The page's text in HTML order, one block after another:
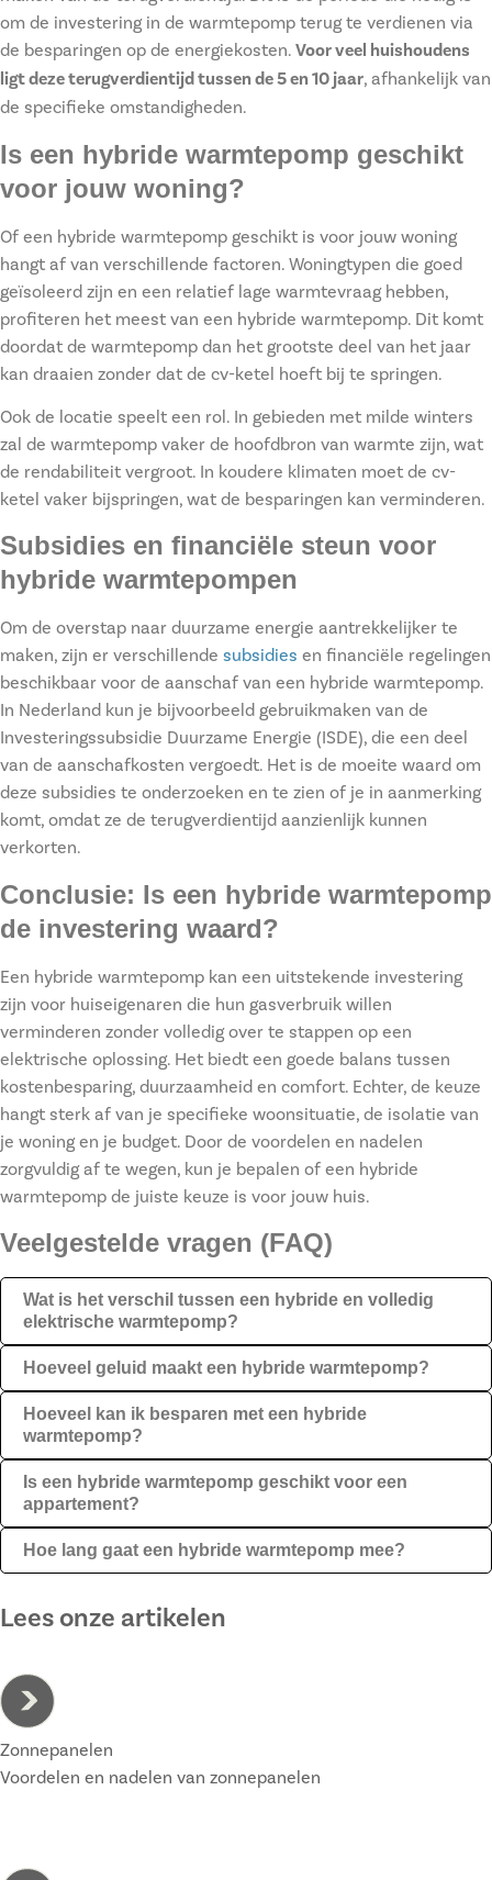
om de investering in de warmtepomp terug te verdienen via
de besparingen op de energiekosten. Voor veel huishoudens
ligt deze terugverdientijd tussen de 5 en 10 jaar, afhankelijk van
de specifieke omstandigheden.
Is een hybride warmtepomp geschikt
voor jouw woning?
Of een hybride warmtepomp geschikt is voor jouw woning
hangt af van verschillende factoren. Woningtypen die goed
geïsoleerd zijn en een relatief lage warmtevraag hebben,
profiteren het meest van een hybride warmtepomp. Dit komt
doordat de warmtepomp dan het grootste deel van het jaar
kan draaien zonder dat de cv-ketel hoeft bij te springen.
Ook de locatie speelt een rol. In gebieden met milde winters
zal de warmtepomp vaker de hoofdbron van warmte zijn, wat
de rendabiliteit vergroot. In koudere klimaten moet de cv-
ketel vaker bijspringen, wat de besparingen kan verminderen.
Subsidies en financiële steun voor
hybride warmtepompen
Om de overstap naar duurzame energie aantrekkelijker te
maken, zijn er verschillende subsidies en financiële regelingen
beschikbaar voor de aanschaf van een hybride warmtepomp.
In Nederland kun je bijvoorbeeld gebruikmaken van de
Investeringssubsidie Duurzame Energie (ISDE), die een deel
van de aanschafkosten vergoedt. Het is de moeite waard om
deze subsidies te onderzoeken en te zien of je in aanmerking
komt, omdat ze de terugverdientijd aanzienlijk kunnen
verkorten.
Conclusie: Is een hybride warmtepomp
de investering waard?
Een hybride warmtepomp kan een uitstekende investering
zijn voor huiseigenaren die hun gasverbruik willen
verminderen zonder volledig over te stappen op een
elektrische oplossing. Het biedt een goede balans tussen
kostenbesparing, duurzaamheid en comfort. Echter, de keuze
hangt sterk af van je specifieke woonsituatie, de isolatie van
je woning en je budget. Door de voordelen en nadelen
zorgvuldig af te wegen, kun je bepalen of een hybride
warmtepomp de juiste keuze is voor jouw huis.
Veelgestelde vragen (FAQ)
Wat is het verschil tussen een hybride en volledig
elektrische warmtepomp?
Hoeveel geluid maakt een hybride warmtepomp?
Hoeveel kan ik besparen met een hybride
warmtepomp?
Is een hybride warmtepomp geschikt voor een
appartement?
Hoe lang gaat een hybride warmtepomp mee?
Lees onze artikelen
Zonnepanelen
Voordelen en nadelen van zonnepanelen